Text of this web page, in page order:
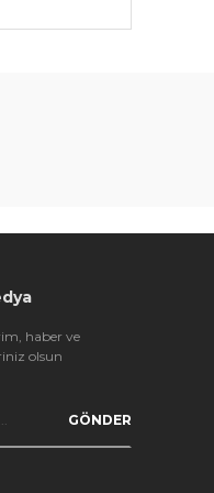
haber ve
olsun
GÖNDER